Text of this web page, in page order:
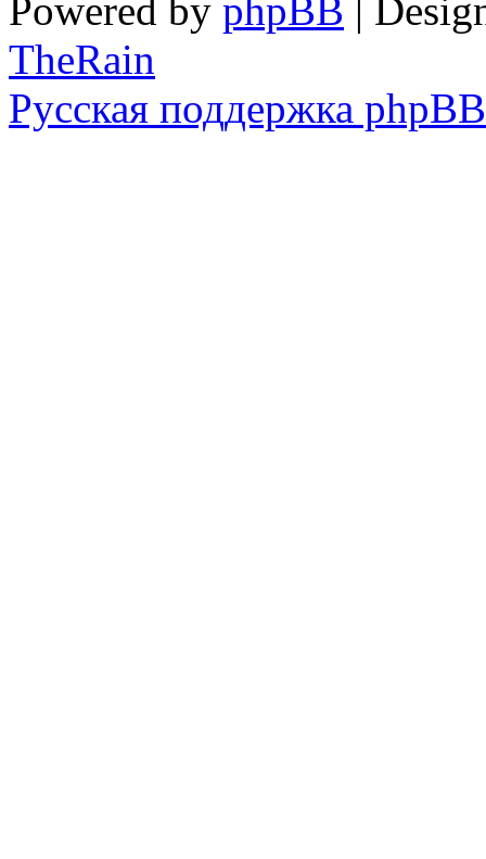
Powered by phpBB |
TheRain
Русская поддержка phpBB